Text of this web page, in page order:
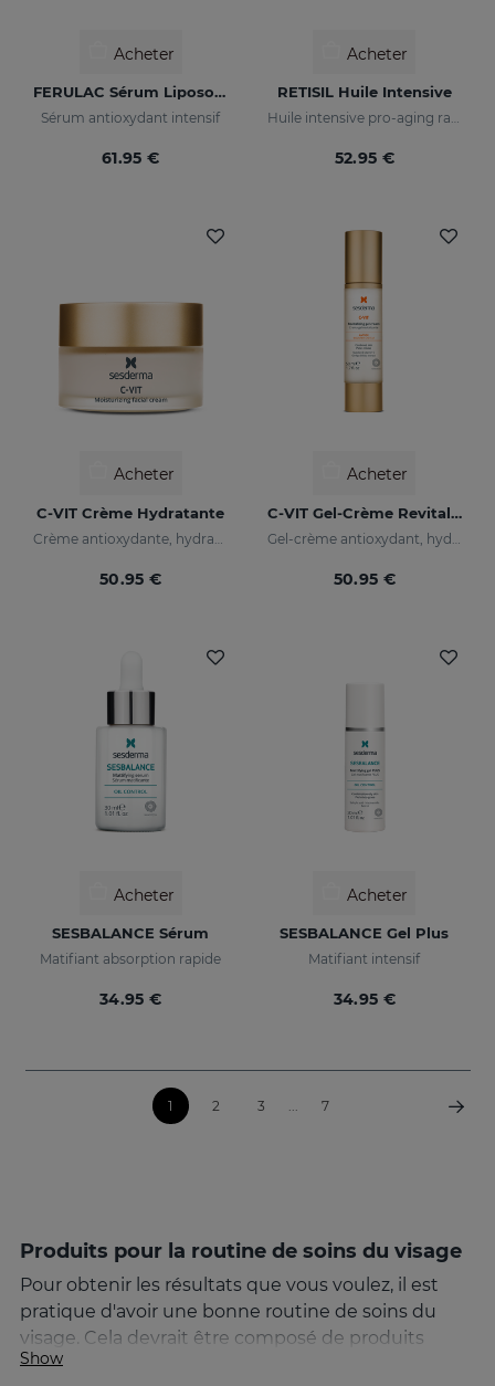
Acheter
FERULAC Sérum Liposomé
Sérum antioxydant intensif
61.95 €
Acheter
RETISIL Huile Intensive
Huile intensive pro-aging raffermissante et réduisant les rides
52.95 €
Acheter
C-VIT Crème Hydratante
50.95 €
Acheter
C-VIT Gel-Crème Revitalisant
50.95 €
Acheter
SESBALANCE Sérum
Matifiant absorption rapide
34.95 €
Acheter
SESBALANCE Gel Plus
Matifiant intensif
34.95 €
1 2 3 ... 7
Produits pour la routine de soins du visage
Pour obtenir les résultats que vous voulez, il est
pratique d'avoir une bonne routine de soins du
visage. Cela devrait être composé de produits
spécifiques pour le visage qui comprennent le
Show